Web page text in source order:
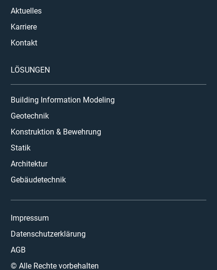
Aktuelles
Karriere
Kontakt
LÖSUNGEN
Building Information Modeling
Geotechnik
Konstruktion & Bewehrung
Statik
Architektur
Gebäudetechnik
Impressum
Datenschutzerklärung
AGB
© Alle Rechte vorbehalten